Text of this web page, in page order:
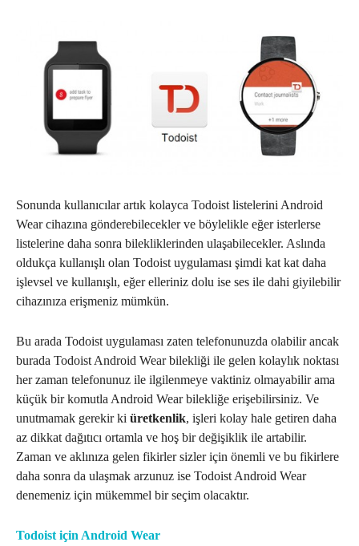
Sonunda kullanıcılar artık kolayca Todoist listelerini Android
Wear cihazına gönderebilecekler ve böylelikle eğer isterlerse
listelerine daha sonra bilekliklerinden ulaşabilecekler. Aslında
oldukça kullanışlı olan Todoist uygulaması şimdi kat kat daha
işlevsel ve kullanışlı, eğer elleriniz dolu ise ses ile dahi giyilebilir
cihazınıza erişmeniz mümkün.
Bu arada Todoist uygulaması zaten telefonunuzda olabilir ancak
burada Todoist Android Wear bilekliği ile gelen kolaylık noktası
her zaman telefonunuz ile ilgilenmeye vaktiniz olmayabilir ama
küçük bir komutla Android Wear bilekliğe erişebilirsiniz. Ve
unutmamak gerekir ki üretkenlik, işleri kolay hale getiren daha
az dikkat dağıtıcı ortamla ve hoş bir değişiklik ile artabilir.
Zaman ve aklınıza gelen fikirler sizler için önemli ve bu fikirlere
daha sonra da ulaşmak arzunuz ise Todoist Android Wear
denemeniz için mükemmel bir seçim olacaktır.
Todoist için Android Wear